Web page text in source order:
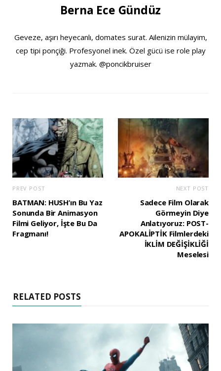
Berna Ece Gündüz
Geveze, aşırı heyecanlı, domates surat. Ailenizin mülayim,
cep tipi ponçiği. Profesyonel inek. Özel gücü ise role play
yazmak. @poncikbruiser
PREV POST
BATMAN: HUSH’ın Bu Yaz
Sonunda Bir Animasyon
Filmi Geliyor, İşte Bu Da
Fragmanı!
NEXT POST
Sadece Film Olarak
Görmeyin Diye
Anlatıyoruz: POST-
APOKALİPTİK Filmlerdeki
İKLİM DEĞİŞİKLİĞİ
Meselesi
RELATED POSTS